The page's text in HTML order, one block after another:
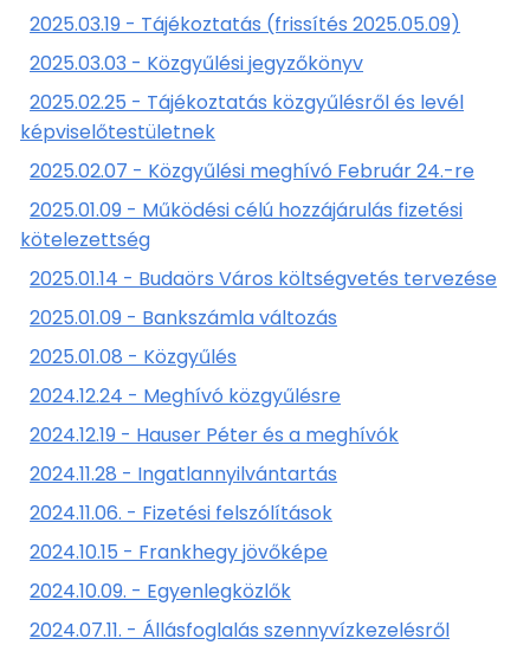
2025.03.19 - Tájékoztatás (frissítés 2025.05.09)
2025.03.03 - Közgyűlési jegyzőkönyv
2025.02.25 - Tájékoztatás közgyűlésről és levél
képviselőtestületnek
2025.02.07 - Közgyűlési meghívó Február 24.-re
2025.01.09 - Működési célú hozzájárulás fizetési
kötelezettség
2025.01.14 - Budaörs Város költségvetés tervezése
2025.01.09 - Bankszámla változás
2025.01.08 - Közgyűlés
2024.12.24 - Meghívó közgyűlésre
2024.12.19 - Hauser Péter és a meghívók
2024.11.28 - Ingatlannyilvántartás
2024.11.06. - Fizetési felszólítások
2024.10.15 - Frankhegy jövőképe
2024.10.09. - Egyenlegközlők
2024.07.11. - Állásfoglalás szennyvízkezelésről